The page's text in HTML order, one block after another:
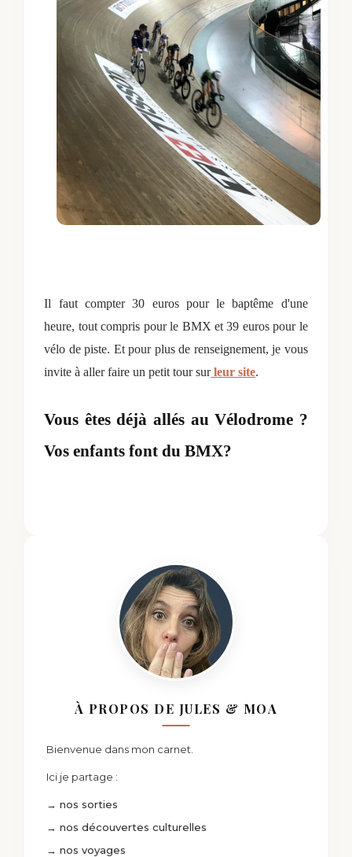
Il faut compter 30 euros pour le baptême d'une
heure, tout compris pour le BMX et 39 euros pour le
vélo de piste. Et pour plus de renseignement, je vous
invite à aller faire un petit tour surleur site.
Vous êtes déjà allés au Vélodrome ?
Vos enfants font du BMX?
À PROPOS DE JULES & MOA
Bienvenue dans mon carnet.
Ici je partage :
→ nos sorties
→ nos découvertes culturelles
→ nos voyages